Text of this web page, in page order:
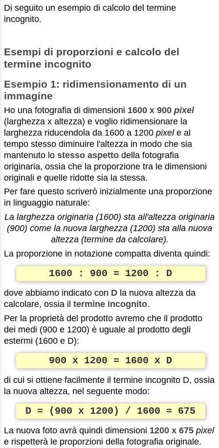
Di seguito un esempio di calcolo del termine
incognito.
Esempi di proporzioni e calcolo del
termine incognito
Esempio 1: ridimensionamento di un
immagine
Ho una fotografia di dimensioni 1600 x 900 pixel
(larghezza x altezza) e voglio ridimensionare la
larghezza riducendola da 1600 a 1200 pixele al
tempo stesso diminuire l'altezza in modo che sia
mantenuto lo stesso aspetto della fotografia
originaria, ossia che la proporzione tra le dimensioni
originali e quelle ridotte sia la stessa.
Per fare questo scriverò inizialmente una proporzione
in linguaggio naturale:
La larghezza originaria (1600) sta all'altezza originaria
(900) come la nuova larghezza (1200) sta alla nuova
altezza (termine da calcolare).
La proporzione in notazione compatta diventa quindi:
1600 : 900 = 1200 : D
dove abbiamo indicato con D la nuova altezza da
calcolare, ossia il termine incognito.
Per la proprietà del prodotto avremo che il prodotto
dei medi (900 e 1200) è uguale al prodotto degli
estermi (1600 e D):
900 x 1200 = 1600 x D
di cui si ottiene facilmente il termine incognito D, ossia
la nuova altezza, nel seguente modo:
D = (900 x 1200) / 1600 = 675
La nuova foto avrà quindi dimensioni 1200 x 675 pixel
e rispetterà le proporzioni della fotografia originale.